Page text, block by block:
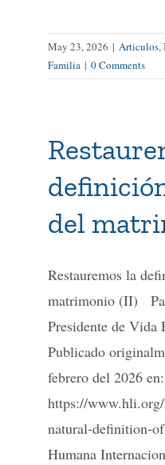
May 23, 2026 | Articulos,
Familia | 0 Comments
del
Restauremos la
matrimonio (II)
Presidente de Vida
Publicado
febrero del 2026 en:
https://
natural-definition-
Humana